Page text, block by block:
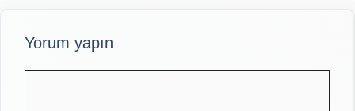
Yorum yapın